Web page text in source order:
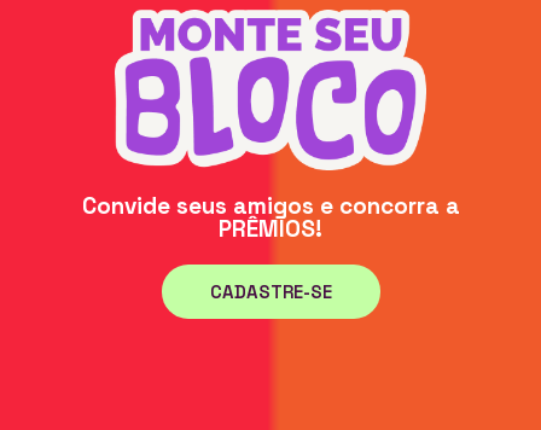
Convide seus amigos e concorra a
PRÊMIOS!
CADASTRE-SE